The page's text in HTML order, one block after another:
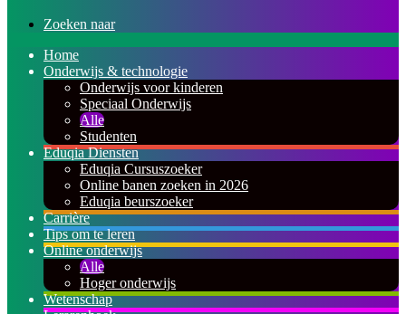
Zoeken naar
Home
Onderwijs & technologie
Onderwijs voor kinderen
Speciaal Onderwijs
Alle
Studenten
Eduqia Diensten
Eduqia Cursuszoeker
Online banen zoeken in 2026
Eduqia beurszoeker
Carrière
Tips om te leren
Online onderwijs
Alle
Hoger onderwijs
Wetenschap